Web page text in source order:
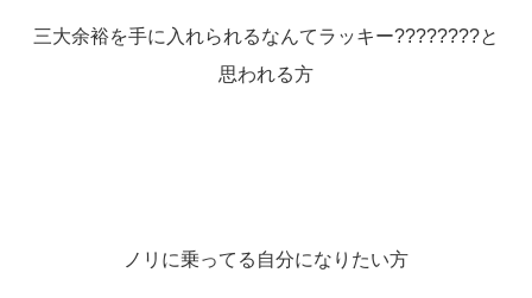
三大余裕を手に入れられるなんてラッキー????????と
思われる方
ノリに乗ってる自分になりたい方